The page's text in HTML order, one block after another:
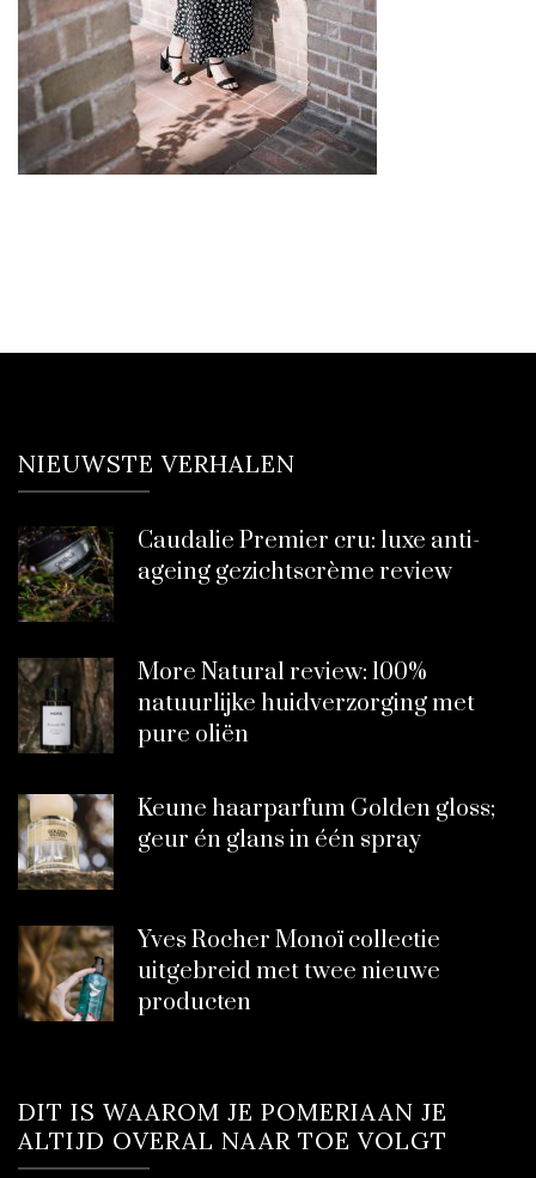
NIEUWSTE VERHALEN
Caudalie Premier cru: luxe anti-
ageing gezichtscrème review
More Natural review: 100%
natuurlijke huidverzorging met
pure oliën
Keune haarparfum Golden gloss;
geur én glans in één spray
Yves Rocher Monoï collectie
uitgebreid met twee nieuwe
producten
DIT IS WAAROM JE POMERIAAN JE
ALTIJD OVERAL NAAR TOE VOLGT